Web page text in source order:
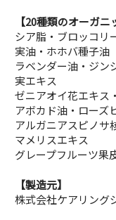
【20種類のオーガニ
シア脂・ブロッコリ
実油・ホホバ種子油
ラベンダー油・ジン
実エキス
ゼニアオイ花エキス
アボカド油・ローズ
アルガニアスピノサ
マメリスエキス
グレープフルーツ果
【製造元】
株式会社ケアリング